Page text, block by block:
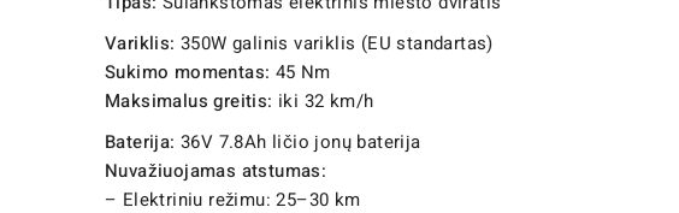
Variklis: 350W galinis variklis (EU standartas)
Sukimo momentas: 45 Nm
Maksimalus greitis: iki 32 km/h
Baterija: 36V 7.8Ah ličio jonų baterija
Nuvažiuojamas atstumas:
– Elektriniu režimu: 25–30 km